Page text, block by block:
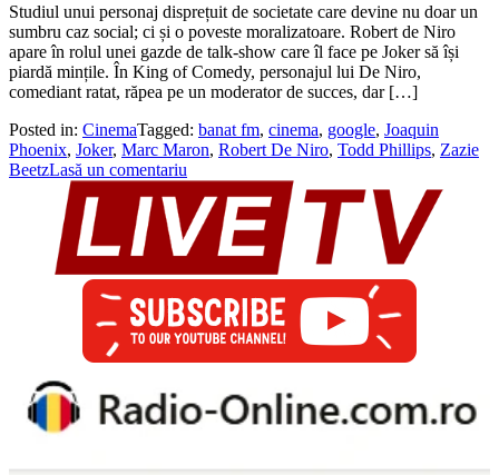
Studiul unui personaj disprețuit de societate care devine nu doar un
sumbru caz social; ci și o poveste moralizatoare. Robert de Niro
apare în rolul unei gazde de talk-show care îl face pe Joker să își
piardă mințile. În King of Comedy, personajul lui De Niro,
comediant ratat, răpea pe un moderator de succes, dar […]
Posted in: CinemaTagged: banat fm, cinema, google, Joaquin
Phoenix, Joker, Marc Maron, Robert De Niro, Todd Phillips, Zazie
BeetzLasă un comentariu